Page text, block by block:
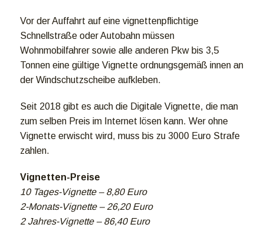
Vor der Auffahrt auf eine vignettenpflichtige
Schnellstraße oder Autobahn müssen
Wohnmobilfahrer sowie alle anderen Pkw bis 3,5
Tonnen eine gültige Vignette ordnungsgemäß innen an
der Windschutzscheibe aufkleben.
Seit 2018 gibt es auch die Digitale Vignette, die man
zum selben Preis im Internet lösen kann. Wer ohne
Vignette erwischt wird, muss bis zu 3000 Euro Strafe
zahlen.
Vignetten-Preise
10 Tages-Vignette – 8,80 Euro
2-Monats-Vignette – 26,20 Euro
2 Jahres-Vignette – 86,40 Euro